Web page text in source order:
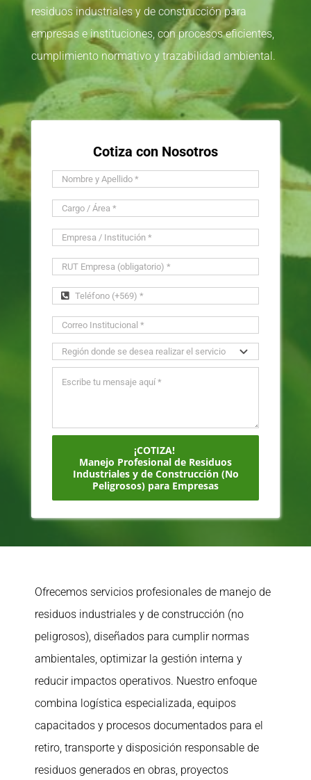
residuos industriales y de construcción para
empresas e instituciones, con procesos eficientes,
cumplimiento normativo y trazabilidad ambiental.
Cotiza con Nosotros
¡COTIZA!
Manejo Profesional de Residuos
Industriales y de Construcción (No
Peligrosos) para Empresas
Ofrecemos servicios profesionales de manejo de
residuos industriales y de construcción (no
peligrosos), diseñados para cumplir normas
ambientales, optimizar la gestión interna y
reducir impactos operativos. Nuestro enfoque
combina logística especializada, equipos
capacitados y procesos documentados para el
retiro, transporte y disposición responsable de
residuos generados en obras, proyectos